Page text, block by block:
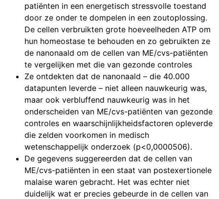
patiënten in een energetisch stressvolle toestand
door ze onder te dompelen in een zoutoplossing.
De cellen verbruikten grote hoeveelheden ATP om
hun homeostase te behouden en zo gebruikten ze
de nanonaald om de cellen van ME/cvs-patiënten
te vergelijken met die van gezonde controles
Ze ontdekten dat de nanonaald – die 40.000
datapunten leverde – niet alleen nauwkeurig was,
maar ook verbluffend nauwkeurig was in het
onderscheiden van ME/cvs-patiënten van gezonde
controles en waarschijnlijkheidsfactoren opleverde
die zelden voorkomen in medisch
wetenschappelijk onderzoek (p<0,0000506).
De gegevens suggereerden dat de cellen van
ME/cvs-patiënten in een staat van postexertionele
malaise waren gebracht. Het was echter niet
duidelijk wat er precies gebeurde in de cellen van